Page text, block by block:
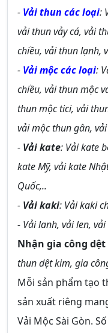
- Vải thun các loại:
vải thun vảy cá, vải
chiều, vải thun lạnh,
- Vải mộc các loại:
chiều, vải thun mộc
thun mộc tici, vải
vải mộc thun gân,
- Vải kate: Vải kate
kate Mỹ, vải kate
Quốc,..
- Vải kaki: Vải kaki
- Vải lanh, vải len,
Nhận gia công
thun dệt kim, gia
Mỗi sản phẩm tạo
sản xuất riêng
Vải Mộc Sài Gòn.